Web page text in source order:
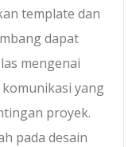
template dan
dapat
mengenai
yang
proyek.
pada desain